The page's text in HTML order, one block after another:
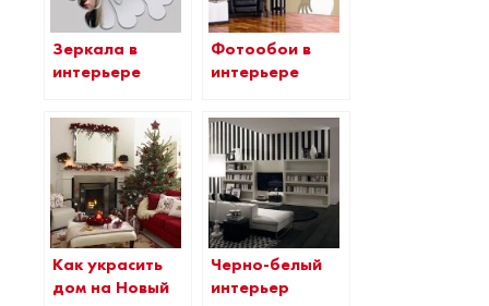
Зеркала в
интерьере
Фотообои в
интерьере
Как украсить
дом на Новый
Черно-белый
интерьер